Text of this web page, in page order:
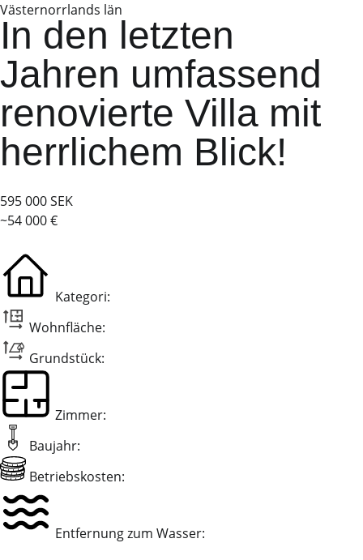
Västernorrlands län
In den letzten
Jahren umfassend
renovierte Villa mit
herrlichem Blick!
595 000 SEK
~54 000 €
Kategori:
Wohnfläche:
Grundstück:
Zimmer:
Baujahr:
Betriebskosten:
Entfernung zum Wasser: